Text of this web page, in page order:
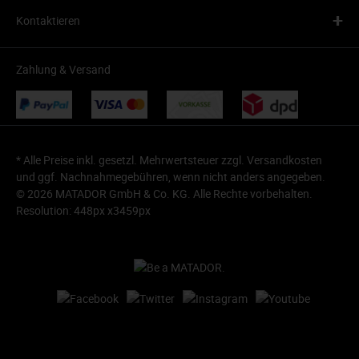
Kontaktieren +
Zahlung & Versand
* Alle Preise inkl. gesetzl. Mehrwertsteuer zzgl. Versandkosten
und ggf. Nachnahmegebühren, wenn nicht anders angegeben.
© 2026 MATADOR GmbH & Co. KG. Alle Rechte vorbehalten.
Resolution: 448px x3459px